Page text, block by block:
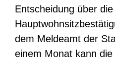
Entscheidung über
dem Meldeamt der
einem Monat kann